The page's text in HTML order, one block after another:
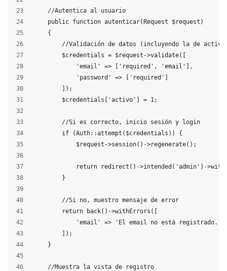
    //Autentica al usuario
    public function autenticar(Request $request)
    {
//Validación de datos (incluyendo la de
        $credentials = $request->validate([
            'email' => ['required', 'email'],
            'password' => ['required']
        ]);
        $credentials['activo'] = 1;
        //Si es correcto, inicio sesión y login
        if (Auth::attempt($credentials)) {
            $request->session()->regenerate();
return redirect()->intended('admin')-
        }
        //Si no, muestro mensaje de error
        return back()->withErrors([
            'email' => 'El email no está registrado.',
        ]);
    }
    //Muestra la vista de registro